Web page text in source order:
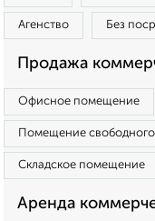
Агенство Без
Продажа
Офисное помещение
Помещение
Складское помещение
Аренда